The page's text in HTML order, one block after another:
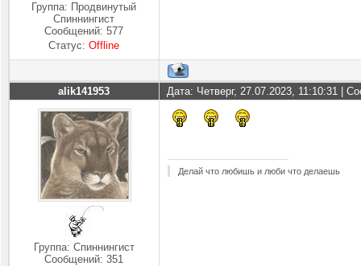
Группа: Продвинутый
Спиннингист
Сообщений:577
Статус:Offline
alik141953 Дата: Четверг, 27.07.2023, 11:10:31 |
Группа: Спиннингист
Сообщений:351
Делай что любишь и люби что делаешь